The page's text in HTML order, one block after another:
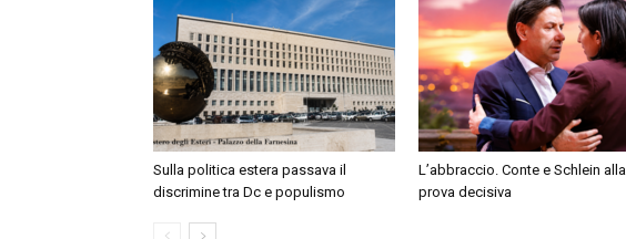
Sulla politica estera passava il
discrimine tra Dc e populismo
L’abbraccio. Conte e Schlein alla
prova decisiva